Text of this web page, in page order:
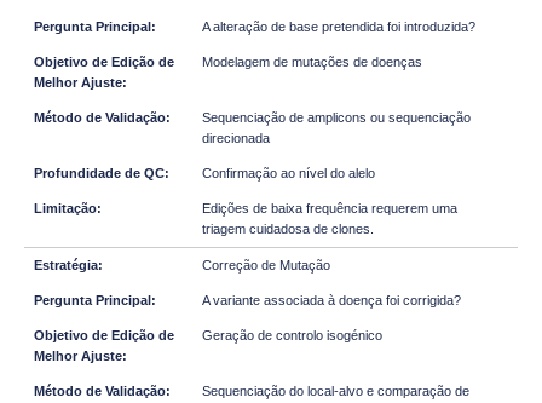
A alteração de base pretendida foi introduzida?
Modelagem de mutações de doenças
Sequenciação de amplicons ou sequenciação
direcionada
Confirmação ao nível do alelo
Edições de baixa frequência requerem uma
triagem cuidadosa de clones.
Correção de Mutação
A variante associada à doença foi corrigida?
Geração de controlo isogénico
Sequenciação do local-alvo e comparação de